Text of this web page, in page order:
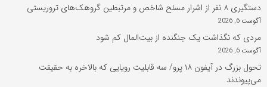
دستگیری ۸ نفر از اشرار مسلح شاخص و مرتبطین گروهک‌های تروریستی
آگوست 6, 2026
مردی که نگذاشت یک جنگنده از بیت‌المال کم شود
آگوست 6, 2026
تحول بزرگ در آیفون ۱۸ پرو/ سه قابلیت رویایی که بالاخره به حقیقت
می‌پیوندند